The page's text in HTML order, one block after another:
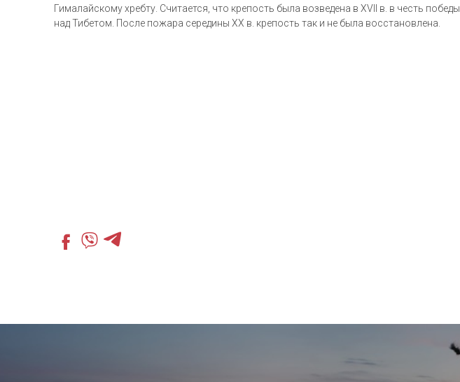
Гималайскому хребту. Считается, что крепость была возведена в XVII в. в честь победы
над Тибетом. После пожара середины XX в. крепость так и не была восстановлена.